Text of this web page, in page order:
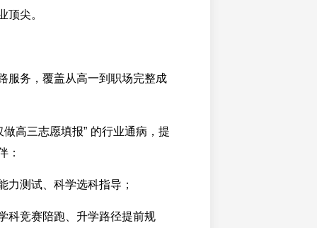
顶尖。
服务，覆盖从高一到职场完整成
做高三志愿填报” 的行业通病，提
：
力测试、科学选科指导；
科竞赛陪跑、升学路径提前规